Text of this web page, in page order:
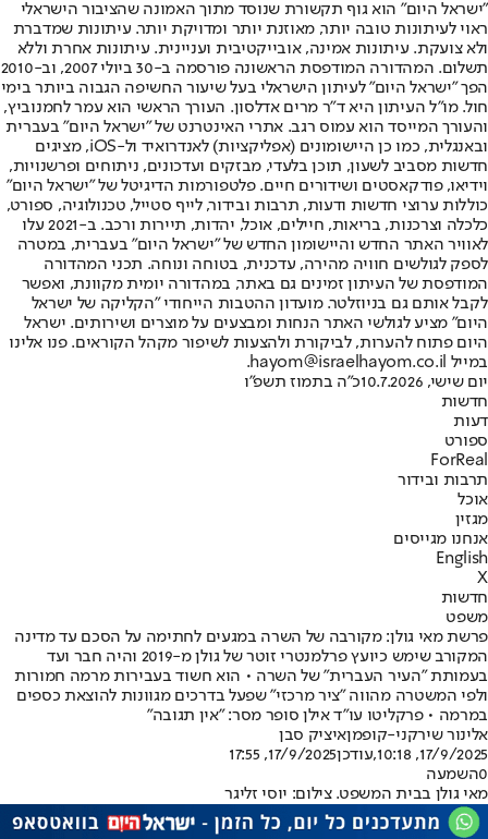
"ישראל היום" הוא גוף תקשורת שנוסד מתוך האמונה שהציבור הישראלי
ראוי לעיתונות טובה יותר, מאוזנת יותר ומדויקת יותר. עיתונות שמדברת
ולא צועקת. עיתונות אמינה, אובייקטיבית ועניינית. עיתונות אחרת וללא
תשלום. המהדורה המודפסת הראשונה פורסמה ב-30 ביולי 2007, וב-2010
הפך "ישראל היום" לעיתון הישראלי בעל שיעור החשיפה הגבוה ביותר בימי
חול. מו"ל העיתון היא ד"ר מרים אדלסון. העורך הראשי הוא עמר לחמנוביץ,
והעורך המייסד הוא עמוס רגב. אתרי האינטרנט של "ישראל היום" בעברית
ובאנגלית, כמו כן היישומונים (אפליקציות) לאנדרואיד ול-iOS, מציגים
חדשות מסביב לשעון, תוכן בלעדי, מבזקים ועדכונים, ניתוחים ופרשנויות,
וידיאו, פודקאסטים ושידורים חיים. פלטפורמות הדיגיטל של "ישראל היום"
כוללות ערוצי חדשות ודעות, תרבות ובידור, לייף סטייל, טכנולוגיה, ספורט,
כלכלה וצרכנות, בריאות, חיילים, אוכל, יהדות, תיירות ורכב. ב-2021 עלו
לאוויר האתר החדש והיישומון החדש של "ישראל היום" בעברית, במטרה
לספק לגולשים חוויה מהירה, עדכנית, בטוחה ונוחה. תכני המהדורה
המודפסת של העיתון זמינים גם באתר, במהדורה יומית מקוונת, ואפשר
לקבל אותם גם בניוזלטר. מועדון ההטבות הייחודי "הקליקה של ישראל
היום" מציע לגולשי האתר הנחות ומבצעים על מוצרים ושירותים. ישראל
היום פתוח להערות, לביקורת ולהצעות לשיפור מקהל הקוראים. פנו אלינו
במייל hayom@israelhayom.co.il.
יום שישי, 10.7.2026
כ"ה בתמוז תשפ"ו
חדשות
דעות
ספורט
ForReal
תרבות ובידור
אוכל
מגזין
אנחנו מגייסים
English
X
חדשות
משפט
פרשת מאי גולן: מקורבה של השרה במגעים לחתימה על הסכם עד מדינה
המקורב שימש כיועץ פרלמנטרי זוטר של גולן מ-2019 והיה חבר ועד
בעמותת "העיר העברית" של השרה • הוא חשוד בעבירות מרמה חמורות
ולפי המשטרה מהווה "ציר מרכזי" שפעל בדרכים מגוונות להוצאת כספים
במרמה • פרקליטו עו״ד אילן סופר מסר: ״אין תגובה״
אלינור שירקני-קופמןאיציק סבן
17/9/2025, 10:18
,עודכן17/9/2025, 17:55
0השמעה
מאי גולן בבית המשפט. צילום: יוסי זליגר